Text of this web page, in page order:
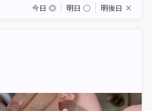
今日 ◎ 明日 ◯ 明後日 ×